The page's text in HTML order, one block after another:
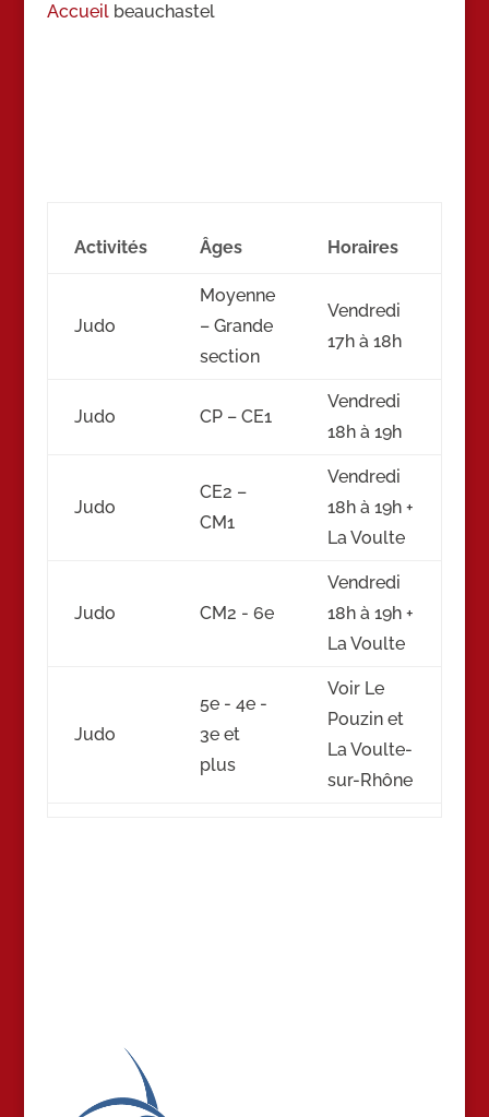
Accueil beauchastel
Activités Âges Horaires
Judo
Moyenne
– Grande
section
Vendredi
17h à 18h
Judo CP – CE1
Vendredi
18h à 19h
Judo
CE2 –
CM1
Vendredi
18h à 19h +
La Voulte
Judo CM2 - 6e
Vendredi
18h à 19h +
La Voulte
Judo
5e - 4e -
3e et
plus
Voir Le
Pouzin et
La Voulte-
sur-Rhône